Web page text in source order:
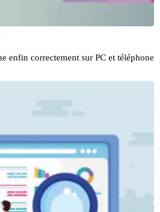
enfin correctement sur PC et téléphone